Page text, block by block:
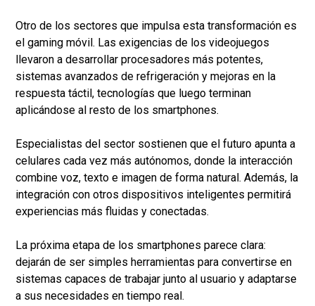
Otro de los sectores que impulsa esta transformación es
el gaming móvil. Las exigencias de los videojuegos
llevaron a desarrollar procesadores más potentes,
sistemas avanzados de refrigeración y mejoras en la
respuesta táctil, tecnologías que luego terminan
aplicándose al resto de los smartphones.
Especialistas del sector sostienen que el futuro apunta a
celulares cada vez más autónomos, donde la interacción
combine voz, texto e imagen de forma natural. Además, la
integración con otros dispositivos inteligentes permitirá
experiencias más fluidas y conectadas.
La próxima etapa de los smartphones parece clara:
dejarán de ser simples herramientas para convertirse en
sistemas capaces de trabajar junto al usuario y adaptarse
a sus necesidades en tiempo real.